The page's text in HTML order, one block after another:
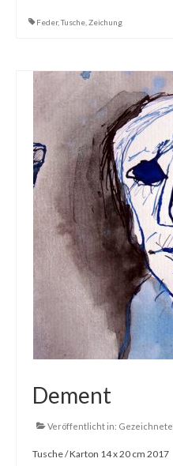
Feder,Tusche Zeichung
Dement
Veröffentlicht in: Gezeichnete
Tusche / Karton 14 x 20 cm 2017